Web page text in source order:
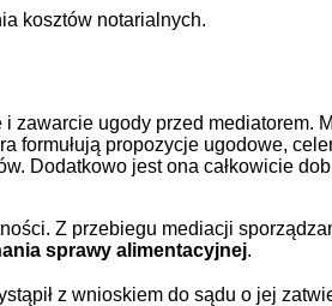
kosztów notarialnych.
ugody przed mediatorem.
propozycje ugodowe,
Dodatkowo jest ona całkowicie
Z przebiegu mediacji
sprawy alimentacyjnej.
z wnioskiem do sądu o jej